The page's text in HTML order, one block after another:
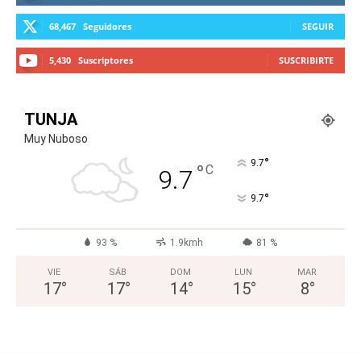
68,467 Seguidores SEGUIR
5,430 Suscriptores SUSCRIBIRTE
TUNJA
Muy Nuboso
9.7 °C 9.7°
9.7°
93 % 1.9kmh 81 %
VIE
17°
SÁB
17°
DOM
14°
LUN
15°
MAR
8°